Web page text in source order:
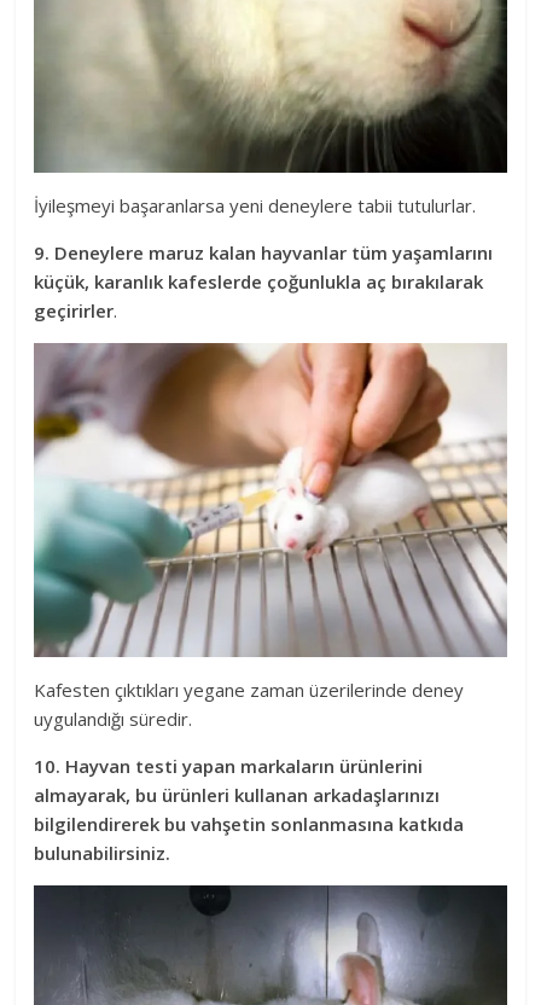
İyileşmeyi başaranlarsa yeni deneylere tabii tutulurlar.
9. Deneylere maruz kalan hayvanlar tüm yaşamlarını
küçük, karanlık kafeslerde çoğunlukla aç bırakılarak
geçirirler.
Kafesten çıktıkları yegane zaman üzerilerinde deney
uygulandığı süredir.
10. Hayvan testi yapan markaların ürünlerini
almayarak, bu ürünleri kullanan arkadaşlarınızı
bilgilendirerek bu vahşetin sonlanmasına katkıda
bulunabilirsiniz.